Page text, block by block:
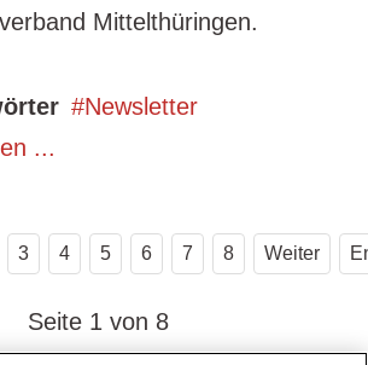
Mittelthüringen.
Newsletter
...
3 4 5 6 7 8 Weiter
Seite 1 von 8